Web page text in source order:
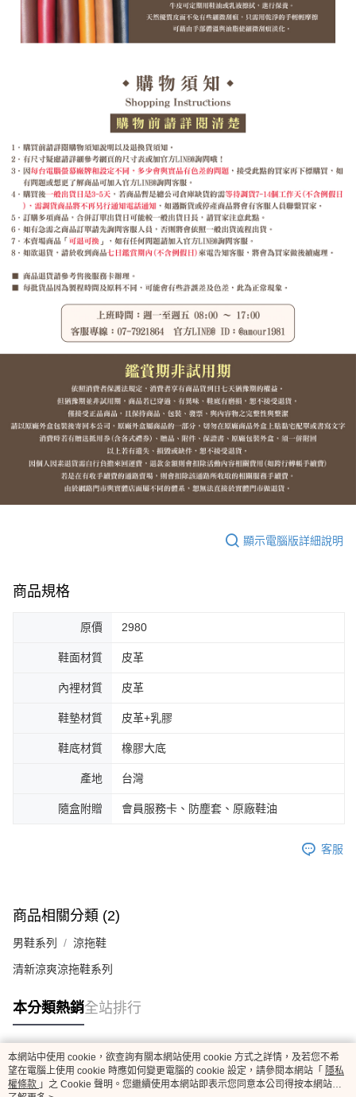
顯示電腦版詳細說明
商品規格
原價 2980
鞋面材質 皮革
內裡材質 皮革
鞋墊材質 皮革+乳膠
鞋底材質 橡膠大底
產地 台灣
隨盒附贈 會員服務卡、防塵套、原廠鞋油
客服
商品相關分類 (2)
男鞋系列 涼拖鞋
清新涼爽涼拖鞋系列
本分類熱銷全站排行
熱門標籤
本網站中使用 cookie，欲查詢有關本網站使用 cookie 方式之詳情，及若您不希
望在電腦上使用 cookie 時應如何變更電腦的 cookie 設定，請參閱本網站「 隱私
權條款 」之 Cookie 聲明。您繼續使用本網站即表示您同意本公司得按本網站使